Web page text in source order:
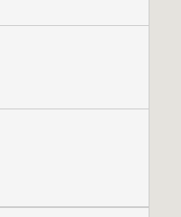
la tutela dei diritti
di questo
l'individuazione dei
alla
di Amnesty
Noury– portavoce